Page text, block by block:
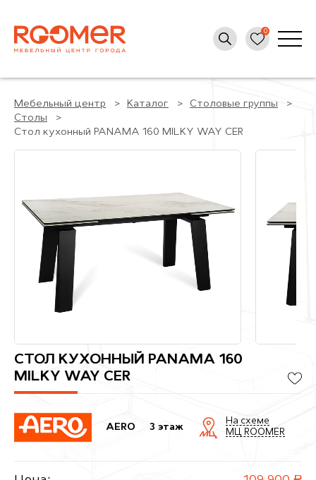
Мебельный центр Каталог
Столовые группы
Столы
Стол кухонный PANAMA 160 MILKY WAY CER
СТОЛ КУХОННЫЙ PANAMA 160
MILKY WAY CER
AERO 3 этаж
На схеме
МЦ ROOMER